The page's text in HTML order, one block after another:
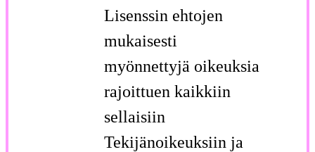
Lisenssin ehtojen
mukaisesti
myönnettyjä oikeuksia
rajoittuen kaikkiin
sellaisiin
Tekijänoikeuksiin ja